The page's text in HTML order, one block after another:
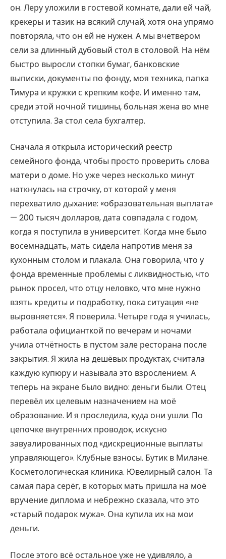
он. Леру уложили в гостевой комнате, дали ей чай,
крекеры и тазик на всякий случай, хотя она упрямо
повторяла, что он ей не нужен. А мы вчетвером
сели за длинный дубовый стол в столовой. На нём
быстро выросли стопки бумаг, банковские
выписки, документы по фонду, моя техника, папка
Тимура и кружки с крепким кофе. И именно там,
среди этой ночной тишины, больная жена во мне
отступила. За стол села бухгалтер.
Сначала я открыла исторический реестр
семейного фонда, чтобы просто проверить слова
матери о доме. Но уже через несколько минут
наткнулась на строчку, от которой у меня
перехватило дыхание: «образовательная выплата»
— 200 тысяч долларов, дата совпадала с годом,
когда я поступила в университет. Когда мне было
восемнадцать, мать сидела напротив меня за
кухонным столом и плакала. Она говорила, что у
фонда временные проблемы с ликвидностью, что
рынок просел, что отцу неловко, что мне нужно
взять кредиты и подработку, пока ситуация «не
выровняется». Я поверила. Четыре года я училась,
работала официанткой по вечерам и ночами
учила отчётность в пустом зале ресторана после
закрытия. Я жила на дешёвых продуктах, считала
каждую купюру и называла это взрослением. А
теперь на экране было видно: деньги были. Отец
перевёл их целевым назначением на моё
образование. И я проследила, куда они ушли. По
цепочке внутренних проводок, искусно
завуалированных под «дискреционные выплаты
управляющего». Клубные взносы. Бутик в Милане.
Косметологическая клиника. Ювелирный салон. Та
самая пара серёг, в которых мать пришла на моё
вручение диплома и небрежно сказала, что это
«старый подарок мужа». Она купила их на мои
деньги.
После этого всё остальное уже не удивляло, а